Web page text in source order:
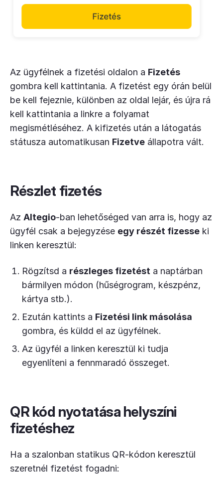
Az ügyfélnek a fizetési oldalon a Fizetés
gombra kell kattintania. A fizetést egy órán belül
be kell fejeznie, különben az oldal lejár, és újra rá
kell kattintania a linkre a folyamat
megismétléséhez. A kifizetés után a látogatás
státusza automatikusan Fizetve állapotra vált.
Részlet fizetés
Az Altegio-ban lehetőséged van arra is, hogy az
ügyfél csak a bejegyzése egy részét fizesse ki
linken keresztül:
Rögzítsd a részleges fizetést a naptárban
bármilyen módon (hűségrogram, készpénz,
kártya stb.).
Ezután kattints a Fizetési link másolása
gombra, és küldd el az ügyfélnek.
Az ügyfél a linken keresztül ki tudja
egyenlíteni a fennmaradó összeget.
QR kód nyotatása helyszíni
fizetéshez
Ha a szalonban statikus QR-kódon keresztül
szeretnél fizetést fogadni: